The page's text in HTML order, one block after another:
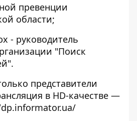
превенции
области;
- руководитель
"Поиск
представители
в HD-качестве —